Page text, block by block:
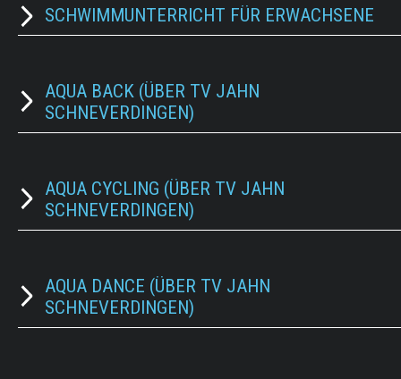
SCHWIMMUNTERRICHT FÜR ERWACHSENE
AQUA BACK (ÜBER TV JAHN
SCHNEVERDINGEN)
AQUA CYCLING (ÜBER TV JAHN
SCHNEVERDINGEN)
AQUA DANCE (ÜBER TV JAHN
SCHNEVERDINGEN)